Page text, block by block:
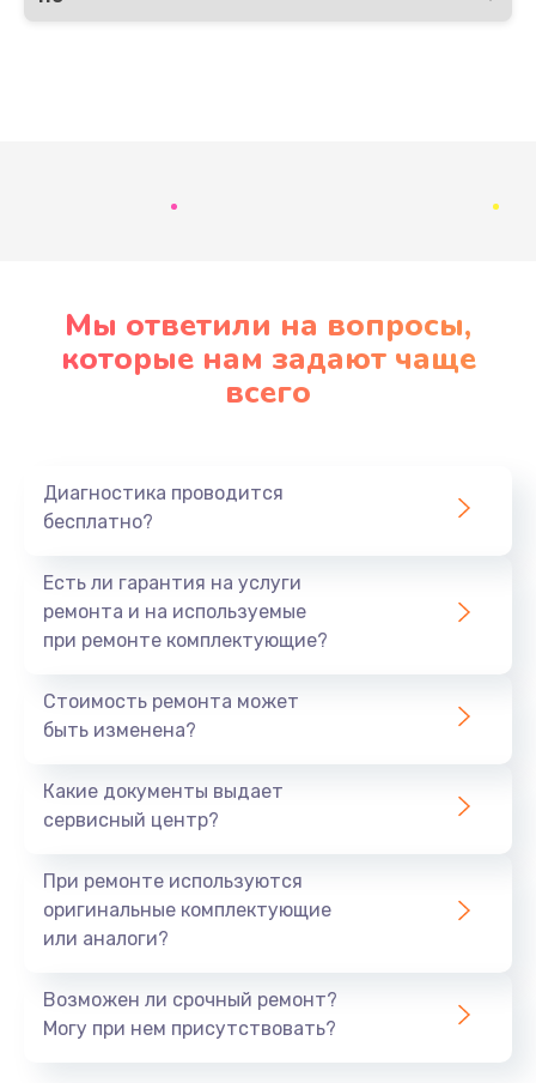
Мы ответили на вопросы,
которые нам задают чаще
всего
Диагностика проводится
бесплатно?
Есть ли гарантия на услуги
ремонта и на используемые
при ремонте комплектующие?
Стоимость ремонта может
быть изменена?
Какие документы выдает
сервисный центр?
При ремонте используются
оригинальные комплектующие
или аналоги?
Возможен ли срочный ремонт?
Могу при нем присутствовать?